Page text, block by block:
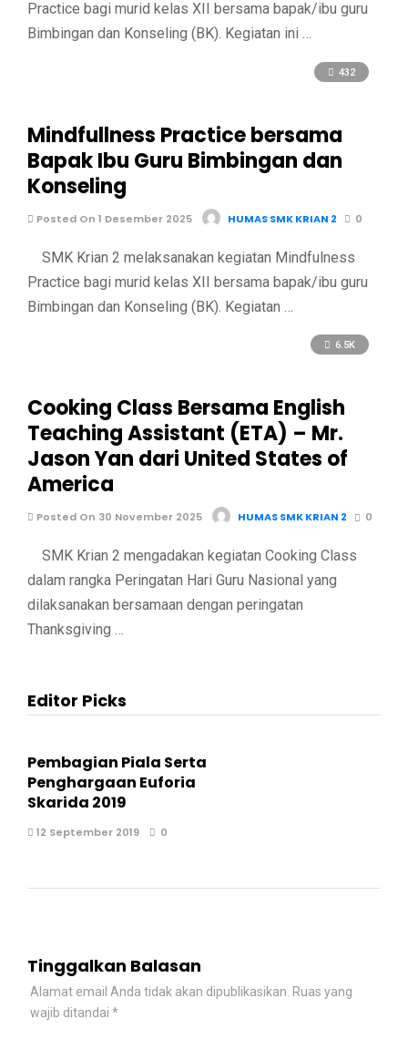
Practice bagi murid kelas XII bersama bapak/ibu guru
Bimbingan dan Konseling (BK). Kegiatan ini …
432
Mindfullness Practice bersama
Bapak Ibu Guru Bimbingan dan
Konseling
Posted On 1 Desember 2025 HUMAS SMK KRIAN 2 0
SMK Krian 2 melaksanakan kegiatan Mindfulness
Practice bagi murid kelas XII bersama bapak/ibu guru
Bimbingan dan Konseling (BK). Kegiatan …
6.5K
Cooking Class Bersama English
Teaching Assistant (ETA) – Mr.
Jason Yan dari United States of
America
Posted On 30 November 2025 HUMAS SMK KRIAN 2 0
SMK Krian 2 mengadakan kegiatan Cooking Class
dalam rangka Peringatan Hari Guru Nasional yang
dilaksanakan bersamaan dengan peringatan
Thanksgiving …
Editor Picks
Pembagian Piala Serta
Penghargaan Euforia
Skarida 2019
12 September 2019 0
Tinggalkan Balasan
Alamat email Anda tidak akan dipublikasikan. Ruas yang
wajib ditandai *